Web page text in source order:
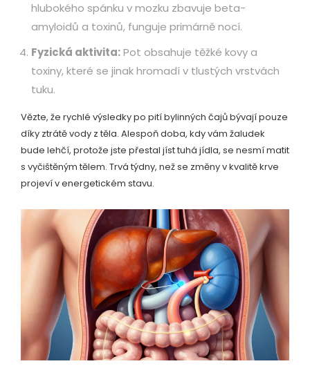
hlubokého spánku v mozku zbavuje beta-
amyloidů a toxinů, funguje primárně nocí.
Fyzická aktivita:Pot obsahuje těžké kovy a
toxiny, které se jinak hromadí v tlustých vrstvách
tuku.
Vězte, že rychlé výsledky po pití bylinných čajů bývají pouze
díky ztrátě vody z těla. Alespoň doba, kdy vám žaludek
bude lehčí, protože jste přestal jíst tuhá jídla, se nesmí matit
s vyčištěným tělem. Trvá týdny, než se změny v kvalitě krve
projeví v energetickém stavu.